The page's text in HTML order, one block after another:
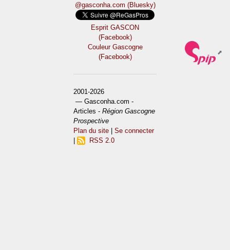
@gasconha.com (Bluesky)
Esprit GASCON
(Facebook)
Couleur Gascogne
(Facebook)
2001-2026
— Gasconha.com -
Articles -Région Gascogne
Prospective
Plan du site |Se connecter
RSS 2.0